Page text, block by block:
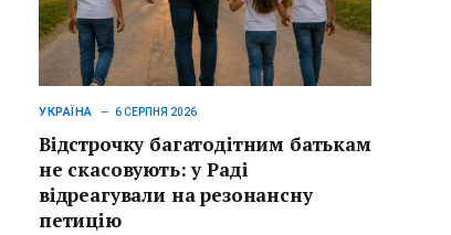
УКРАЇНА 6 СЕРПНЯ 2026
Відстрочку багатодітним батькам
не скасовують: у Раді
відреагували на резонансну
петицію